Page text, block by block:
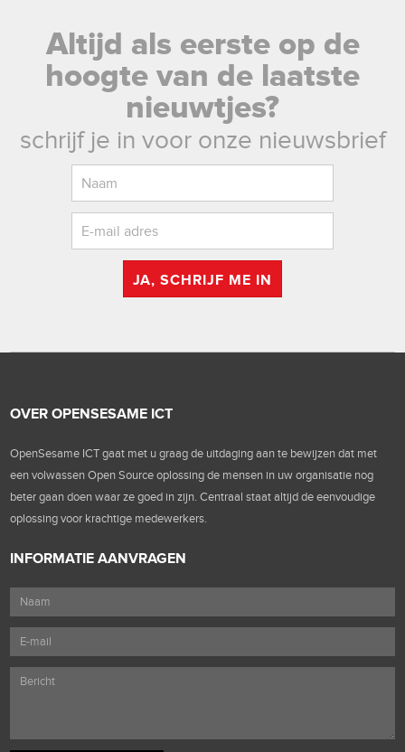
Altijd als eerste op de
hoogte van de laatste
nieuwtjes?
schrijf je in voor onze nieuwsbrief
JA, SCHRIJF ME IN
OVER OPENSESAME ICT
OpenSesame ICT gaat met u graag de uitdaging aan te bewijzen dat met
een volwassen Open Source oplossing de mensen in uw organisatie nog
beter gaan doen waar ze goed in zijn. Centraal staat altijd de eenvoudige
oplossing voor krachtige medewerkers.
INFORMATIE AANVRAGEN